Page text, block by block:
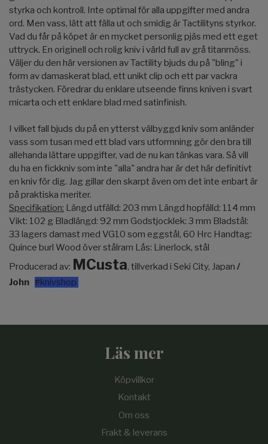
styrka och kontroll. Inte optimal för alla uppgifter med andra
ord. Men vass, lätt att fälla ut och smidig är Tactilityns styrkor.
Vad du får på köpet är en mycket personlig pjäs med ett eget
uttryck. En originell och rolig kniv i värld full av grå titanmöss.
Väljer du den här versionen av Tactility bjuds du på "bling" i
form av damaskerat blad, ett unikt clip och ett par vackra
trästycken. Föredrar du enklare utseende finns kniven i svart
micarta och ett enklare blad med satinfinish.
I vilket fall bjuds du på en ytterst välbyggd kniv som anländer
vass som tusan med ett blad vars utformning gör den bra till
allehanda lättare uppgifter, vad de nu kan tänkas vara. Så vill
du ha en fickkniv som inte "alla" andra har är det här definitivt
en kniv för dig. Jag gillar den skarpt även om det inte enbart är
på praktiska meriter.
Specifikation: Längd utfälld: 203 mm Längd hopfälld: 114 mm
Vikt: 102 g Bladlängd: 92 mm Godstjocklek: 3 mm Bladstål:
33 lagers damast med VG10 som eggstål, 60 Hrc Handtag:
Quince burl Wood över stålram Lås: Linerlock, stål
Producerad av: MCusta, tillverkad i Seki City, Japan /
John #knivshop
Läs mer
Köpvillkor
Kontakt
Om oss
Frakt & leverans